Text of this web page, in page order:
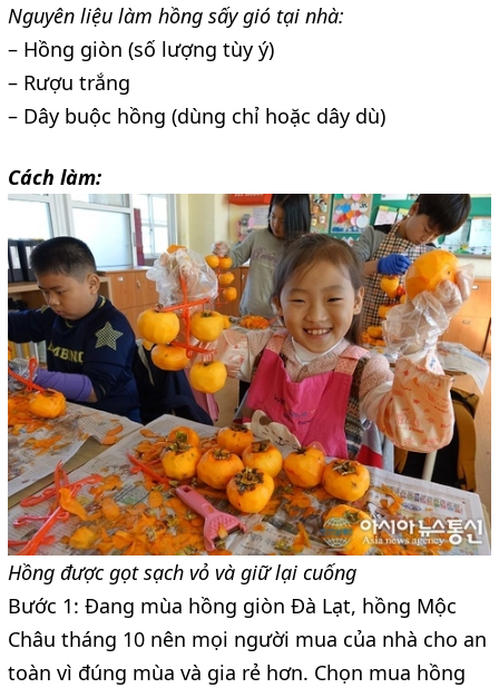
Nguyên liệu làm hồng sấy gió tại nhà:
– Hồng giòn (số lượng tùy ý)
– Rượu trắng
– Dây buộc hồng (dùng chỉ hoặc dây dù)
Cách làm:
Hồng được gọt sạch vỏ và giữ lại cuống
Bước 1: Đang mùa hồng giòn Đà Lạt, hồng Mộc
Châu tháng 10 nên mọi người mua của nhà cho an
toàn vì đúng mùa và gia rẻ hơn. Chọn mua hồng